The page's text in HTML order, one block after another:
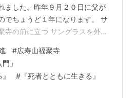
ました。昨年９月２０日に父が
でちょうど１年になります。 サ
寺の前に立つ サングラスを外し
ですが、お寺の前で久々にサン
ったよりも傷が目立たないよう
日は六輝が大安で、さらに大明
大大吉日だそうです。さすが、
#広寿山福聚寺
」
# 『死者とともに生きる』